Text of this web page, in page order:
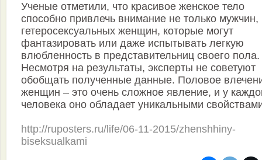
Ученые отметили, что красивое женское тело
способно привлечь внимание не только мужчин,
гетеросексуальных женщин, которые могут
фантазировать или даже испытывать легкую
влюбленность в представительниц своего пола.
Несмотря на результаты, эксперты не советуют
обобщать полученные данные. Половое
женщин – это очень сложное явление, и у
человека оно обладает уникальными
http://ruposters.ru/life/06-11-2015/zhenshhiny-
biseksualkami